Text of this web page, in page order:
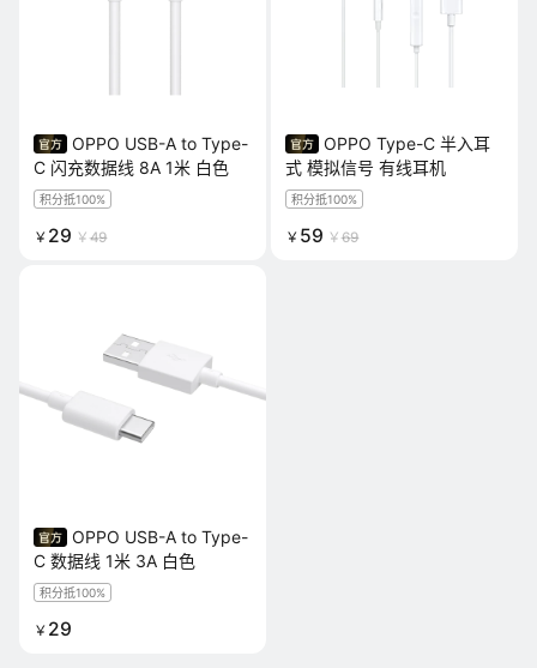
OPPO USB-A to Type-
C 闪充数据线 8A 1米 白色
积分抵100%
￥ 29 ￥ 49
OPPO Type-C 半入耳
式 模拟信号 有线耳机
积分抵100%
￥ 59 ￥ 69
OPPO USB-A to Type-
C 数据线 1米 3A 白色
积分抵100%
￥ 29